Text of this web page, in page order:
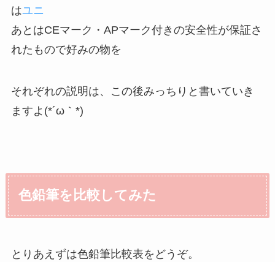
はユニ
あとはCEマーク・APマーク付きの安全性が保証さ
れたもので好みの物を
それぞれの説明は、この後みっちりと書いていき
ますよ(*´ω｀*)
色鉛筆を比較してみた
とりあえずは色鉛筆比較表をどうぞ。